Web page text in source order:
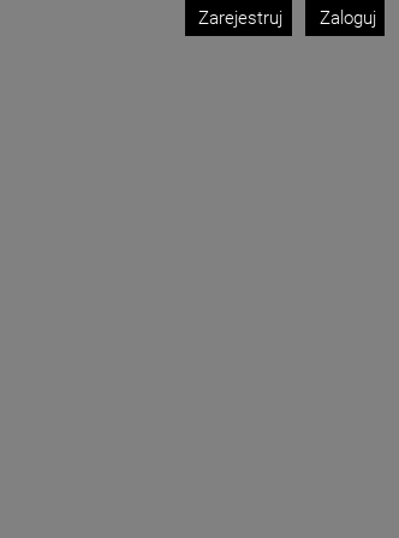
Zarejestruj Zaloguj